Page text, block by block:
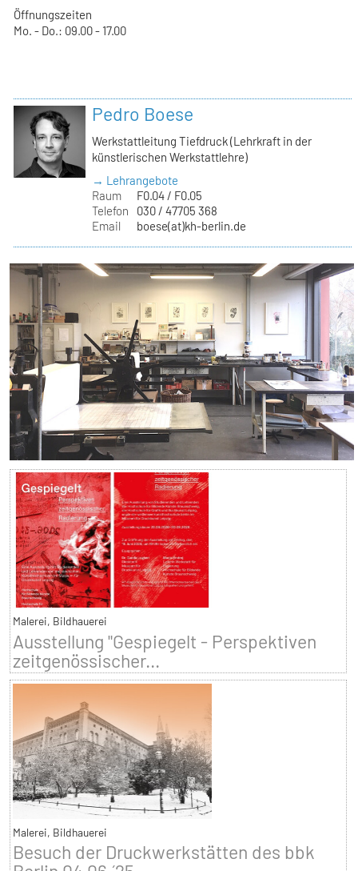
Öffnungszeiten
Mo. - Do.: 09.00 - 17.00
Pedro Boese
Werkstattleitung Tiefdruck (Lehrkraft in der
künstlerischen Werkstattlehre)
→ Lehrangebote
Raum
F0.04 / F0.05
Telefon
030 / 47705 368
Email
boese(at)kh-berlin.de
Malerei, Bildhauerei
Ausstellung "Gespiegelt - Perspektiven
zeitgenössischer...
Malerei, Bildhauerei
Besuch der Druckwerkstätten des bbk